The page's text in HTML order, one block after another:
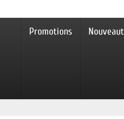
Promotions